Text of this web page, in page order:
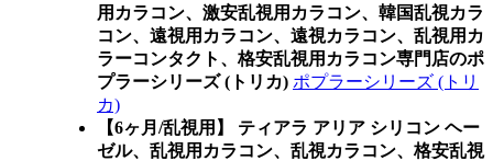
用カラコン、激安乱視用カラコン、韓国乱視カラ
コン、遠視用カラコン、遠視カラコン、乱視用カ
ラーコンタクト、格安乱視用カラコン専門店のポ
プラーシリーズ (トリカ) ポプラーシリーズ (トリ
カ)
【6ヶ月/乱視用】 ティアラ アリア シリコン ヘー
ゼル、乱視用カラコン、乱視カラコン、格安乱視